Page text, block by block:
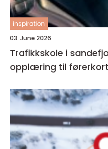
inspiration
03. June 2026
Trafikkskole i
opplæring til